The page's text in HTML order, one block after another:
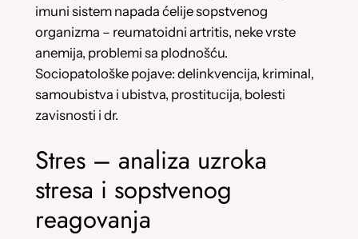
imuni sistem napada ćelije sopstvenog
organizma – reumatoidni artritis, neke vrste
anemija, problemi sa plodnošću.
Sociopatološke pojave: delinkvencija, kriminal,
samoubistva i ubistva, prostitucija, bolesti
zavisnosti i dr.
Stres – analiza uzroka
stresa i sopstvenog
reagovanja